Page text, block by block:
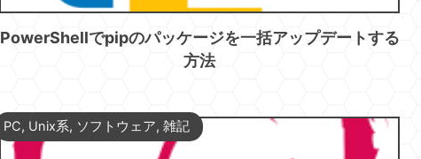
PowerShellでpipのパッケージを一括アップデートする
方法
PC, Unix系, ソフトウェア,雑記